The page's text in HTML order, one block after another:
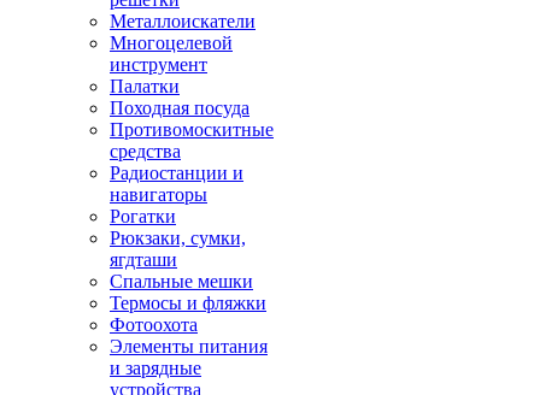
Металлоискатели
Многоцелевой
инструмент
Палатки
Походная посуда
Противомоскитные
средства
Радиостанции и
навигаторы
Рогатки
Рюкзаки, сумки,
ягдташи
Спальные мешки
Термосы и фляжки
Фотоохота
Элементы питания
и зарядные
устройства